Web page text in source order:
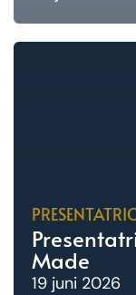
Made
19 juni 2026